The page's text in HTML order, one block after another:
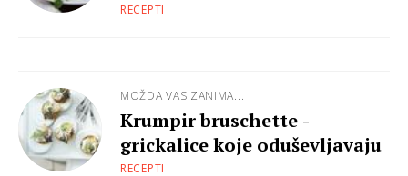
RECEPTI
MOŽDA VAS ZANIMA...
Krumpir bruschette -
grickalice koje oduševljavaju
RECEPTI